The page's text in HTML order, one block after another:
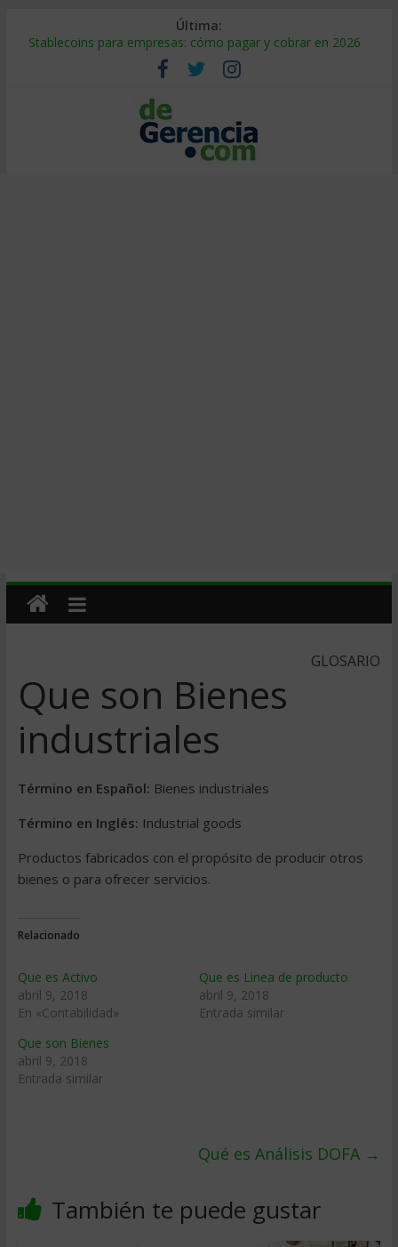
Última:
Stablecoins para empresas: cómo pagar y cobrar en 2026
Despido silencioso: qué es y por qué sale tan caro
IA en selección de personal: cómo auditarla a tiempo
Trabajo forzoso en la cadena de suministro: qué hacer
Mercado hispano de EE. UU.: cómo segmentarlo y venderle
GLOSARIO
Que son Bienes
industriales
Término en Español: Bienes industriales
Término en Inglés: Industrial goods
Productos fabricados con el propósito de producir otros
bienes o para ofrecer servicios.
Relacionado
Que es Activo
abril 9, 2018
En «Contabilidad»
Que es Linea de producto
abril 9, 2018
Entrada similar
Que son Bienes
abril 9, 2018
Entrada similar
Qué es Análisis DOFA →
También te puede gustar